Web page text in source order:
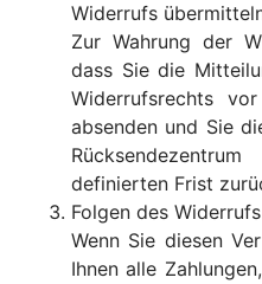
Widerrufs
Zur Wahrung der
dass Sie die
Widerrufsrechts
absenden und Sie
definierten Frist
Folgen des Widerrufs
Wenn Sie diesen
Ihnen alle